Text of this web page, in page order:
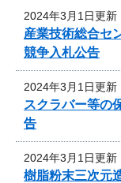
2024年3月1日更新
産業技術総合セ
競争入札公告
2024年3月1日更新
スクラバー等の
告
2024年3月1日更新
樹脂粉末三次元